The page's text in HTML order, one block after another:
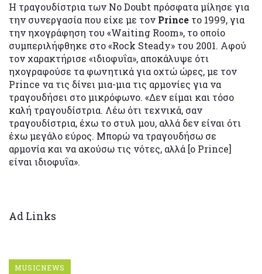
Η τραγουδίστρια των No Doubt πρόσφατα μίλησε για
την συνεργασία που είχε με τον Prince το 1999, για
την ηχογράφηση του «Waiting Room», το οποίο
συμπεριλήφθηκε στο «Rock Steady» του 2001. Αφού
τον χαρακτήρισε «ιδιοφυΐα», αποκάλυψε ότι
ηχογραφούσε τα φωνητικά για οχτώ ώρες, με τον
Prince να τις δίνει μια-μια τις αρμονίες για να
τραγουδήσει στο μικρόφωνο. «Δεν είμαι και τόσο
καλή τραγουδίστρια. Λέω ότι τεχνικά, σαν
τραγουδίστρια, έχω το στυλ μου, αλλά δεν είναι ότι
έχω μεγάλο εύρος. Μπορώ να τραγουδήσω σε
αρμονία και να ακούσω τις νότες, αλλά [ο Prince]
είναι ιδιοφυΐα».
Ad Links
MUSICNEWS